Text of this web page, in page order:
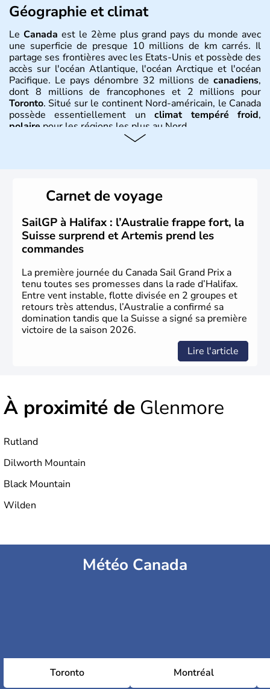
Géographie et climat
Le Canada est le 2ème plus grand pays du monde avec
une superficie de presque 10 millions de km carrés. Il
partage ses frontières avec les Etats-Unis et possède des
accès sur l'océan Atlantique, l'océan Arctique et l'océan
Pacifique. Le pays dénombre 32 millions de canadiens,
dont 8 millions de francophones et 2 millions pour
Toronto. Situé sur le continent Nord-américain, le Canada
possède essentiellement unclimat tempéré froid,
polaire pour les régions les plus au Nord.
territoire de la ville de Québec, le Canada passe ensuite
sous le contrôle des Britanniques. L'indépendance du
pays a été obtenue au cours d'un long processus qui s'est
étalé de 1867 à 1982. Le peuple autochtone des Inuits,
aujourd'hui appelé Eskimos, n'est découvert qu'au début
du XXème siècle lors d'une expédition dans le Grand
Nord.
Carnet de voyage
SailGP à Halifax : l’Australie frappe fort, la
Suisse surprend et Artemis prend les
commandes
La première journée du Canada Sail Grand Prix a
tenu toutes ses promesses dans la rade d’Halifax.
Entre vent instable, flotte divisée en 2 groupes et
retours très attendus, l’Australie a confirmé sa
domination tandis que la Suisse a signé sa première
victoire de la saison 2026.
Lire l'article
À proximité de Glenmore
Rutland
Dilworth Mountain
Black Mountain
Wilden
Météo Canada
Toronto Montréal